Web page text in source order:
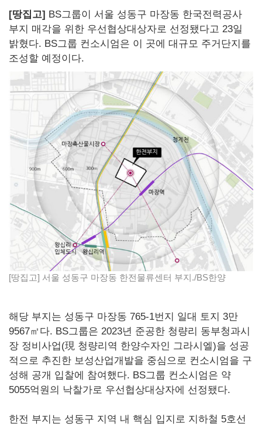
[땅집고] BS그룹이 서울 성동구 마장동 한국전력공사
부지 매각을 위한 우선협상대상자로 선정됐다고 23일
밝혔다. BS그룹 컨소시엄은 이 곳에 대규모 주거단지를
조성할 예정이다.
[땅집고] 서울 성동구 마장동 한전물류센터 부지./BS한양
해당 부지는 성동구 마장동 765-1번지 일대 토지 3만
9567㎡다. BS그룹은 2023년 준공한 청량리 동부청과시
장 정비사업(現 청량리역 한양수자인 그라시엘)을 성공
적으로 추진한 보성산업개발을 중심으로 컨소시엄을 구
성해 공개 입찰에 참여했다. BS그룹 컨소시엄은 약
5055억원의 낙찰가로 우선협상대상자에 선정됐다.
한전 부지는 성동구 지역 내 핵심 입지로 지하철 5호선